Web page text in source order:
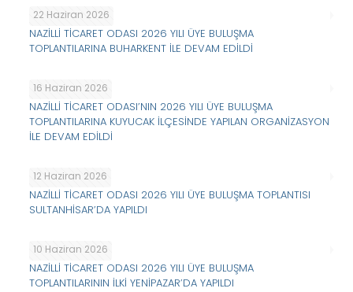
22 Haziran 2026
NAZİLLİ TİCARET ODASI 2026 YILI ÜYE BULUŞMA
TOPLANTILARINA BUHARKENT İLE DEVAM EDİLDİ
16 Haziran 2026
NAZİLLİ TİCARET ODASI’NIN 2026 YILI ÜYE BULUŞMA
TOPLANTILARINA KUYUCAK İLÇESİNDE YAPILAN ORGANİZASYON
İLE DEVAM EDİLDİ
12 Haziran 2026
NAZİLLİ TİCARET ODASI 2026 YILI ÜYE BULUŞMA TOPLANTISI
SULTANHİSAR’DA YAPILDI
10 Haziran 2026
NAZİLLİ TİCARET ODASI 2026 YILI ÜYE BULUŞMA
TOPLANTILARININ İLKİ YENİPAZAR’DA YAPILDI